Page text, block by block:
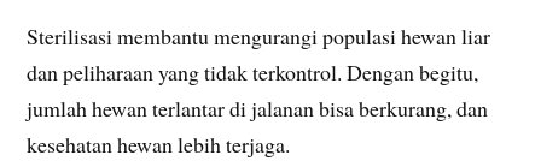
Sterilisasi membantu mengurangi populasi hewan liar
dan peliharaan yang tidak terkontrol. Dengan begitu,
jumlah hewan terlantar di jalanan bisa berkurang, dan
kesehatan hewan lebih terjaga.